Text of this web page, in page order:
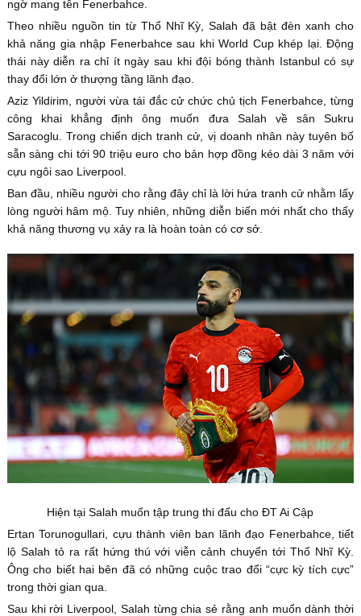
ngờ mang tên Fenerbahce.
Theo nhiều nguồn tin từ Thổ Nhĩ Kỳ, Salah đã bật đèn xanh cho
khả năng gia nhập Fenerbahce sau khi World Cup khép lại. Động
thái này diễn ra chỉ ít ngày sau khi đội bóng thành Istanbul có sự
thay đổi lớn ở thượng tầng lãnh đạo.
Aziz Yildirim, người vừa tái đắc cử chức chủ tịch Fenerbahce, từng
công khai khẳng định ông muốn đưa Salah về sân Sukru
Saracoglu. Trong chiến dịch tranh cử, vị doanh nhân này tuyên bố
sẵn sàng chi tới 90 triệu euro cho bản hợp đồng kéo dài 3 năm với
cựu ngôi sao Liverpool.
Ban đầu, nhiều người cho rằng đây chỉ là lời hứa tranh cử nhằm lấy
lòng người hâm mộ. Tuy nhiên, những diễn biến mới nhất cho thấy
khả năng thương vụ xảy ra là hoàn toàn có cơ sở.
Hiện tại Salah muốn tập trung thi đấu cho ĐT Ai Cập
Ertan Torunogullari, cựu thành viên ban lãnh đạo Fenerbahce, tiết
lộ Salah tỏ ra rất hứng thú với viễn cảnh chuyển tới Thổ Nhĩ Kỳ.
Ông cho biết hai bên đã có những cuộc trao đổi “cực kỳ tích cực”
trong thời gian qua.
Sau khi rời Liverpool, Salah từng chia sẻ rằng anh muốn dành thời